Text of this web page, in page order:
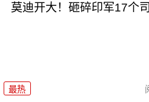
莫迪开大！砸碎印军17个
最热